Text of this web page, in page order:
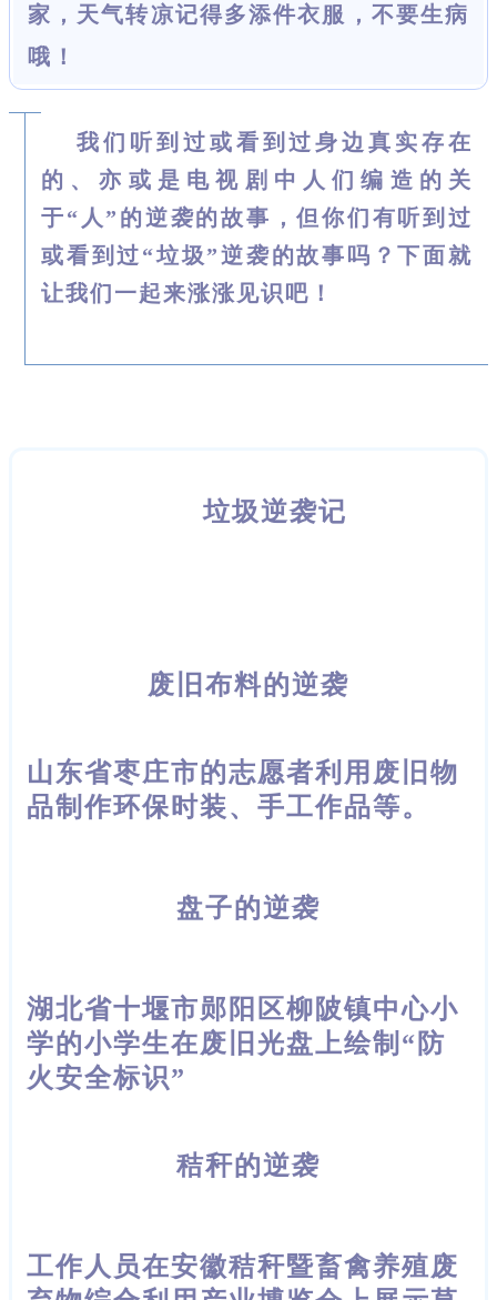
家，天气转凉记得多添件衣服，不要生病
哦！
我们听到过或看到过身边真实存在
的、亦或是电视剧中人们编造的关
于“人”的逆袭的故事，但你们有听到过
或看到过“垃圾”逆袭的故事吗？下面就
让我们一起来涨涨见识吧！
垃圾逆袭记
废旧布料的逆袭
山东省枣庄市的志愿者利用废旧物
品制作环保时装、手工作品等。
盘子的逆袭
湖北省十堰市郧阳区柳陂镇中心小
学的小学生在废旧光盘上绘制“防
火安全标识”
秸秆的逆袭
工作人员在安徽秸秆暨畜禽养殖废